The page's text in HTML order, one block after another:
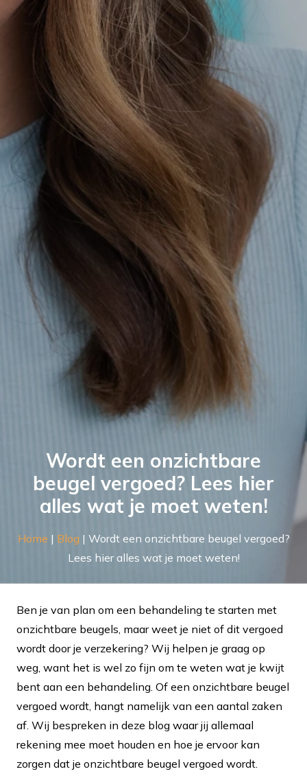
Wordt een onzichtbare
beugel vergoed? Lees hier
alles wat je moet weten!
Home | Blog | Wordt een onzichtbare beugel vergoed?
Lees hier alles wat je moet weten!
Ben je van plan om een behandeling te starten met
onzichtbare beugels, maar weet je niet of dit vergoed
wordt door je verzekering? Wij helpen je graag op
weg, want het is wel zo fijn om te weten wat je kwijt
bent aan een behandeling. Of een onzichtbare beugel
vergoed wordt, hangt namelijk van een aantal zaken
af. Wij bespreken in deze blog waar jij allemaal
rekening mee moet houden en hoe je ervoor kan
zorgen dat je onzichtbare beugel vergoed wordt.